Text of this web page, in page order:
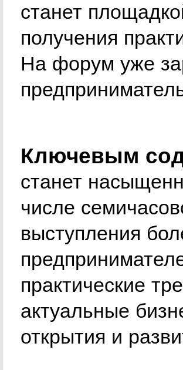
станет
получения
На форум уже
Ключевым
станет
числе
выступления
практические
актуальные
открытия и